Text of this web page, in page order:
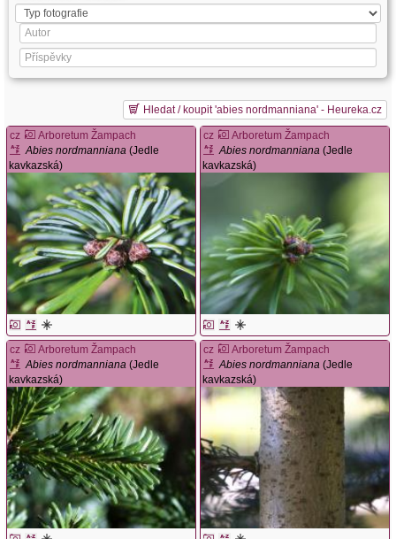
Hledat / koupit 'abies nordmanniana' - Heureka.cz
cz
Arboretum Žampach
Abies nordmanniana (Jedle
kavkazská)
cz
Arboretum Žampach
Abies nordmanniana (Jedle
kavkazská)
cz
Arboretum Žampach
Abies nordmanniana (Jedle
kavkazská)
cz
Arboretum Žampach
Abies nordmanniana (Jedle
kavkazská)